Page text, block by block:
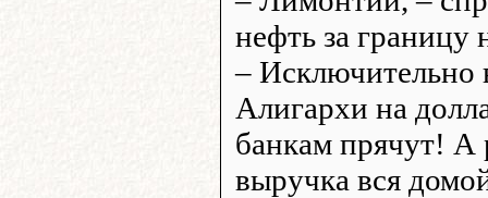
нефть за границу
– Исключительно
Алигархи на
банкам прячут! А
выручка вся